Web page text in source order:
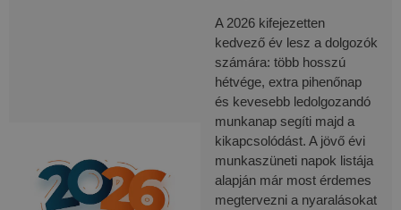
A 2026 kifejezetten
kedvező év lesz a dolgozók
számára: több hosszú
hétvége, extra pihenőnap
és kevesebb ledolgozandó
munkanap segíti majd a
kikapcsolódást. A jövő évi
munkaszüneti napok listája
alapján már most érdemes
megtervezni a nyaralásokat